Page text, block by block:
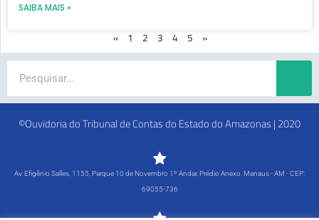
SAIBA MAIS »
« 1 2 3 4 5 »
©Ouvidoria do Tribunal de Contas do Estado do Amazonas | 2020
Av. Efigênio Salles, 1155, Parque 10 de Novembro 1º Andar, Prédio Anexo. Manaus - AM - CEP:
69055-736